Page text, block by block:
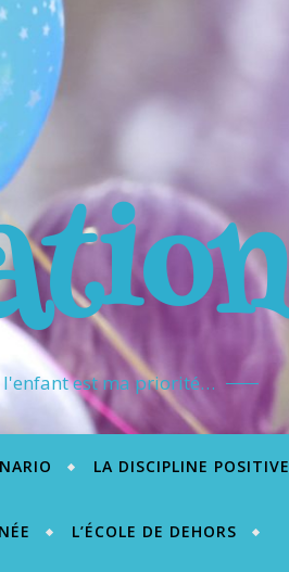
l'enfant est ma priorité…
LA DISCIPLINE POSITIVE
L’ÉCOLE DE DEHORS